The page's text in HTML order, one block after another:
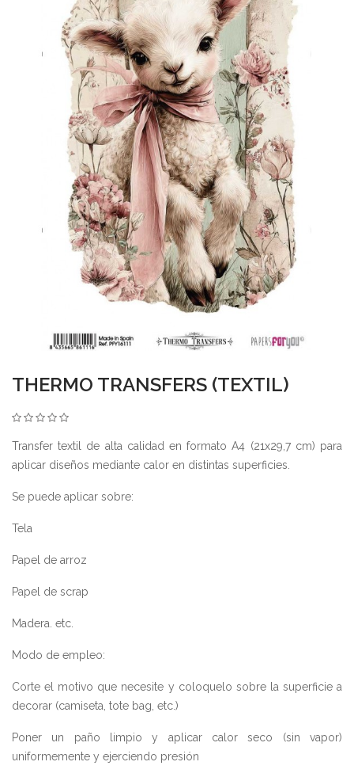
THERMO TRANSFERS (TEXTIL)
Transfer textil de alta calidad en formato A4 (21x29,7 cm) para
aplicar diseños mediante calor en distintas superficies.
Se puede aplicar sobre:
Tela
Papel de arroz
Papel de scrap
Madera. etc.
Modo de empleo:
Corte el motivo que necesite y coloquelo sobre la superficie a
decorar (camiseta, tote bag, etc.)
Poner un paño limpio y aplicar calor seco (sin vapor)
uniformemente y ejerciendo presión